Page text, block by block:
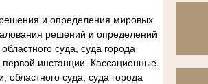
и определения мировых
решений и определений
суда, суда города
первой инстанции. Кассационные
областного суда, суда города